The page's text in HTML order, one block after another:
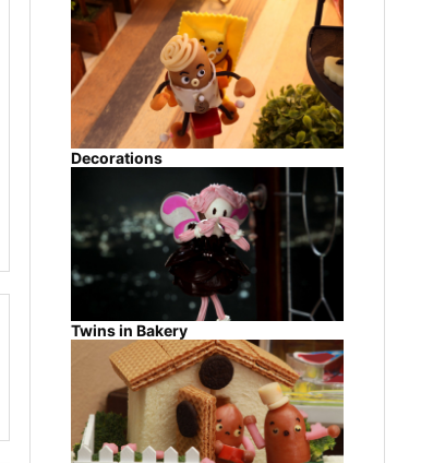
Decorations
Twins in Bakery